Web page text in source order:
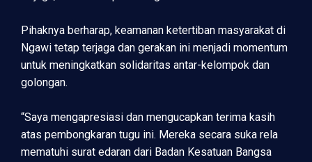
Pihaknya berharap, keamanan ketertiban masyarakat di
Ngawi tetap terjaga dan gerakan ini menjadi momentum
untuk meningkatkan solidaritas antar-kelompok dan
golongan.
“Saya mengapresiasi dan mengucapkan terima kasih
atas pembongkaran tugu ini. Mereka secara suka rela
mematuhi surat edaran dari Badan Kesatuan Bangsa